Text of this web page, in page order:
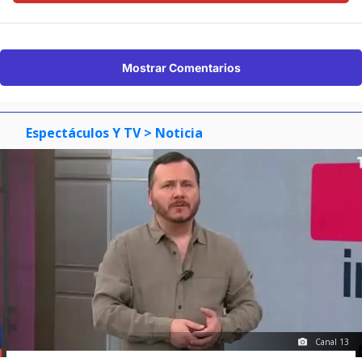
Mostrar Comentarios
Espectáculos Y TV > Noticia
Canal 13